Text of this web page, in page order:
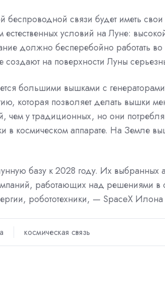
беспроводной связи будет иметь
естественных условий на Луне:
должно бесперебойно работать
создают на поверхности Луны
большими вышками с
которая позволяет делать вышки
чем у традиционных, но они
в космическом аппарате. На Земле
базу к 2028 году. Их выбранных
работающих над решениями в
робототехники, — SpaceX
космическая связь